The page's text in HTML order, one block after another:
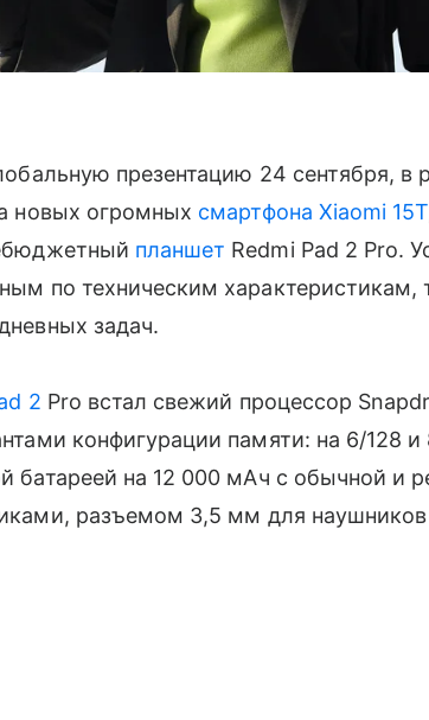
презентацию 24 сентября, в
новых огромных смартфона Xiaomi 15T
планшет Redmi Pad 2 Pro.
по техническим характеристикам,
задач.
2 Pro встал свежий процессор
конфигурации памяти: на 6/128
батареей на 12 000 мАч с обычной и
разъемом 3,5 мм для